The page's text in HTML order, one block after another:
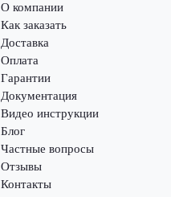
О компании
Как заказать
Доставка
Оплата
Гарантии
Документация
Видео инструкции
Блог
Частные вопросы
Отзывы
Контакты